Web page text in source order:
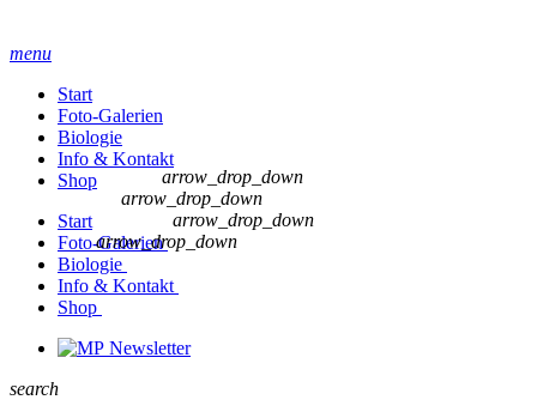
menu
Start
Foto-Galerien
Biologie
Info & Kontakt
Shop
Start
Foto-Galerien
arrow_drop_down
Biologie
arrow_drop_down
Info & Kontakt
arrow_drop_down
Shop
arrow_drop_down
Newsletter
search